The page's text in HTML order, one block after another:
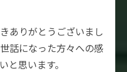
ありがとうございまし
話になった方々への感
と思います。